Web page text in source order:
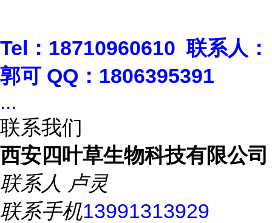
Tel ： 18710960610联系人：
郭可 QQ ： 1806395391
...
联系我们
西安四叶草生物科技有限公司
联系人 卢灵
联系手机13991313929